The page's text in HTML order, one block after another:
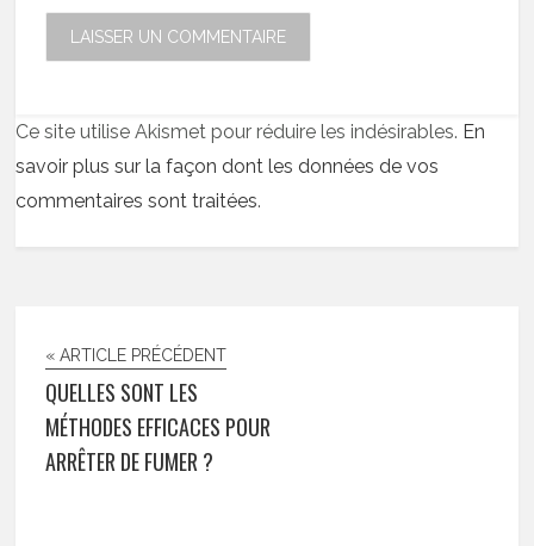
Ce site utilise Akismet pour réduire les indésirables. En
savoir plus sur la façon dont les données de vos
commentaires sont traitées.
« ARTICLE PRÉCÉDENT
QUELLES SONT LES
MÉTHODES EFFICACES POUR
ARRÊTER DE FUMER ?